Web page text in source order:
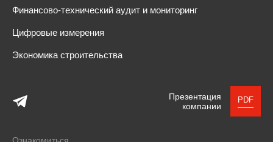
Финансово-технический аудит и мониторинг
Цифровые измерения
Экономика строительства
Презентация
компании
PDF